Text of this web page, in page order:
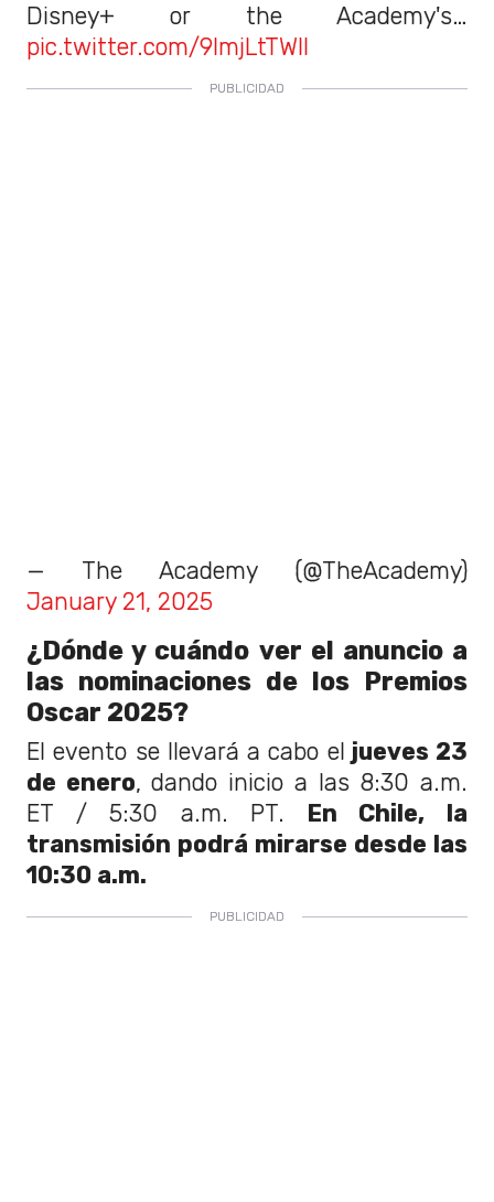
Disney+ or the Academy's…
pic.twitter.com/9lmjLtTWll
— The Academy (@TheAcademy)
January 21, 2025
¿Dónde y cuándo ver el anuncio a
las nominaciones de los Premios
Oscar 2025?
El evento se llevará a cabo el jueves 23
de enero, dando inicio a las 8:30 a.m.
ET / 5:30 a.m. PT. En Chile, la
transmisión podrá mirarse desde las
10:30 a.m.